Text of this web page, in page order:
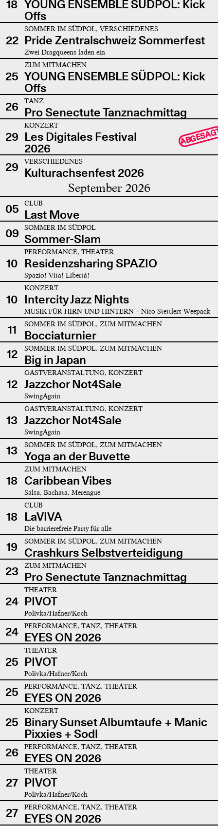
18 YOUNG ENSEMBLE SÜDPOL: Kick
Offs
22
SOMMER IM SÜDPOL, VERSCHIEDENES
Pride Zentralschweiz Sommerfest
Zwei Dragqueens laden ein
25
ZUM MITMACHEN
YOUNG ENSEMBLE SÜDPOL: Kick
Offs
26
TANZ
Pro Senectute Tanznachmittag
29
KONZERT
Les Digitales Festival
2026
29 VERSCHIEDENES
Kulturachsenfest 2026
September 2026
05 CLUB
Last Move
09
SOMMER IM SÜDPOL
Sommer-Slam
10
PERFORMANCE, THEATER
Residenzsharing SPAZIO
Spazio! Vita! Libertà!
10
KONZERT
Intercity Jazz Nights
MUSIK FÜR HIRN UND HINTERN – Nico Stettlers Weepack
11 SOMMER IM SÜDPOL, ZUM MITMACHEN
Bocciaturnier
12
SOMMER IM SÜDPOL, ZUM MITMACHEN
Big in Japan
12
GASTVERANSTALTUNG, KONZERT
Jazzchor Not4Sale
SwingAgain
13
GASTVERANSTALTUNG, KONZERT
Jazzchor Not4Sale
SwingAgain
13 SOMMER IM SÜDPOL, ZUM MITMACHEN
Yoga an der Buvette
18
ZUM MITMACHEN
Caribbean Vibes
Salsa, Bachata, Merengue
18
CLUB
LaVIVA
Die barrierefreie Party für alle
19 SOMMER IM SÜDPOL, ZUM MITMACHEN
Crashkurs Selbstverteidigung
23
ZUM MITMACHEN
Pro Senectute Tanznachmittag
24
THEATER
PIVOT
Polivka/Hafner/Koch
24 PERFORMANCE, TANZ, THEATER
EYES ON 2026
25
THEATER
PIVOT
Polivka/Hafner/Koch
25 PERFORMANCE, TANZ, THEATER
EYES ON 2026
25
KONZERT
Binary Sunset Albumtaufe + Manic
Pixxies + Sodl
26
PERFORMANCE, TANZ, THEATER
EYES ON 2026
27
THEATER
PIVOT
Polivka/Hafner/Koch
27 PERFORMANCE, TANZ, THEATER
EYES ON 2026